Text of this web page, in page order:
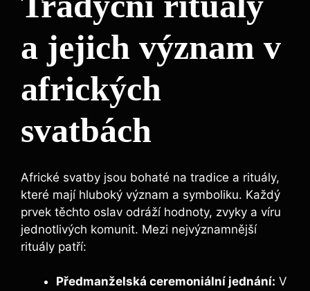
a jejich význam v
afrických
svatbách
Africké svatby jsou bohaté na tradice a rituály,
které mají hluboký význam a symboliku. Každý
prvek těchto oslav odráží hodnoty, zvyky a víru
jednotlivých komunit. Mezi nejvýznamnější
rituály patří:
Předmanželská ceremoniální jednání: V